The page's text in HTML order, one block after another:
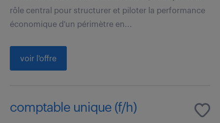
rôle central pour structurer et piloter la performance
économique d'un périmètre en...
voir l'offre
comptable unique (f/h)